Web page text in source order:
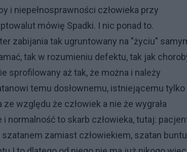
i niepełnosprawności człowieka przy
mówię Spadki. I nic ponad to.
zabijania tak ugruntowany na "życiu"
tak w rozumieniu defektu, tak jak
sprofilowany aż tak, że można i należy
temu dosłownemu, istniejącemu tylko
względu że człowiek a nie że wygrała
normalność to skarb człowieka, tutaj:
zamiast człowiekiem, szatan